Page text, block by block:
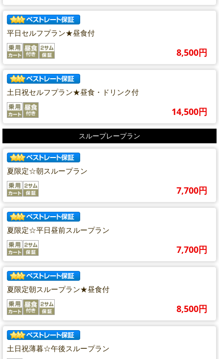
平日セルフプラン★昼食付
8,500円
土日祝セルフプラン★昼食・ドリンク付
14,500円
スループレープラン
夏限定☆朝スループラン
7,700円
夏限定☆平日昼前スループラン
7,700円
夏限定朝スループラン★昼食付
8,500円
土日祝薄暮☆午後スループラン